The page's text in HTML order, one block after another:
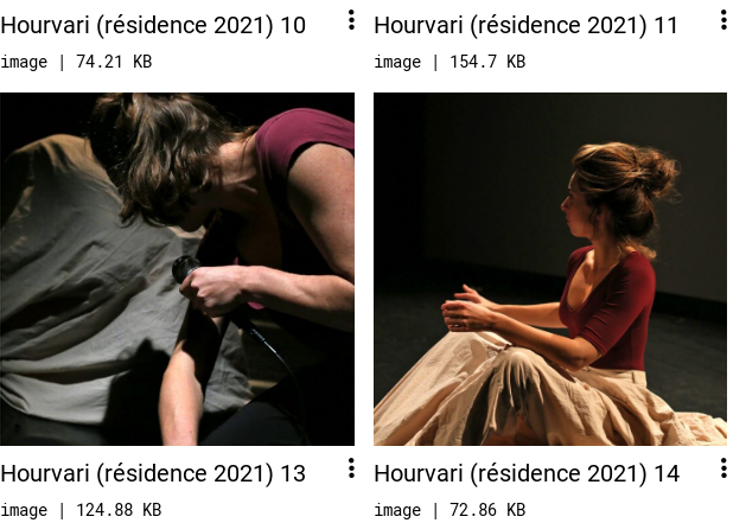
Hourvari (résidence 2021) 10
image | 74.21 KB
Hourvari (résidence 2021) 11
image | 154.7 KB
Hourvari (résidence 2021) 13
image | 124.88 KB
Hourvari (résidence 2021) 14
image | 72.86 KB